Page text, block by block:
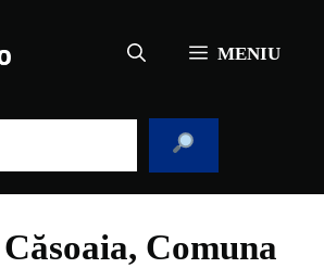
MENIU
Comuna